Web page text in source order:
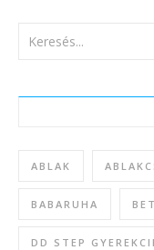
ABLAK
BABARUHA
DD STEP